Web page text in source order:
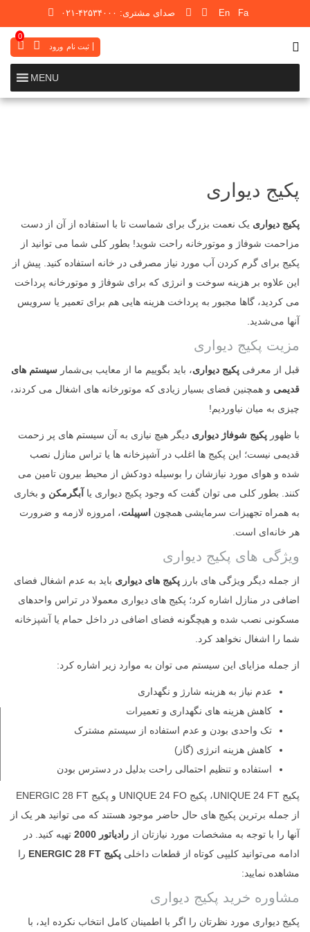
En Fa صدای مشتری: ۴۲۵۳۴۰۰۰-۰۲۱
ثبت نام ورود
0
MENU
پکیج دیواری
پکیج دیواری یک نعمت بزرگ برای شماست تا با استفاده از آن از دست
مزاحمت شوفاژ و موتورخانه راحت شوید! بطور کلی شما می توانید از
پکیج برای گرم کردن آب مورد نیاز مصرفی در خانه استفاده کنید. پیش از
این علاوه بر هزینه سوخت و انرژی که برای شوفاژ و موتورخانه پرداخت
می کردید، گاها مجبور به پرداخت هزینه هایی هم برای تعمیر یا سرویس
آنها می‌شدید.
مزیت پکیج دیواری
قبل از معرفی پکیج دیواری، باید بگوییم ما از معایب بی‌شمار سیستم های
قدیمی و همچنین فضای بسیار زیادی که موتورخانه های اشغال می کردند،
چیزی به میان نیاوردیم!
با ظهور پکیج شوفاژ دیواری دیگر هیچ نیازی به آن سیستم های پر زحمت
قدیمی نیست؛ این پکیج ها اغلب در آشپزخانه ها یا تراس منازل نصب
شده و هوای مورد نیازشان را بوسیله دودکش از محیط بیرون تامین می
کنند. بطور کلی می توان گفت که وجود پکیج دیواری یا آبگرمکن و بخاری
به همراه تجهیزات سرمایشی همچون اسپیلت، امروزه لازمه و ضرورت
هر خانه‌ای است.
ویژگی های پکیج دیواری
از جمله دیگر ویژگی های بارز پکیج های دیواری باید به عدم اشغال فضای
اضافی در منازل اشاره کرد؛ پکیج های دیواری معمولا در تراس واحدهای
مسکونی نصب شده و هیچگونه فضای اضافی در داخل حمام یا آشپزخانه
شما را اشغال نخواهد کرد.
از جمله مزایای این سیستم می توان به موارد زیر اشاره کرد:
عدم نیاز به هزینه شارژ و نگهداری
کاهش هزینه های نگهداری و تعمیرات
تک واحدی بودن و عدم استفاده از سیستم مشترک
کاهش هزینه انرژی (گاز)
استفاده و تنظیم احتمالی راحت بدلیل در دسترس بودن
پکیج UNIQUE 24 FT، پکیج UNIQUE 24 FO و پکیج ENERGIC 28 FT
از جمله برترین پکیج های حال حاضر موجود هستند که می توانید هر یک از
آنها را با توجه به مشخصات مورد نیازتان از رادیاتور 2000
تهیه کنید. در
ادامه می‌توانید کلیپی کوتاه از قطعات داخلی پکیج ENERGIC 28 FT
را
مشاهده نمایید:
مشاوره خرید پکیج دیواری
پکیج دیواری مورد نظرتان را اگر با اطمینان کامل انتخاب نکرده اید، با